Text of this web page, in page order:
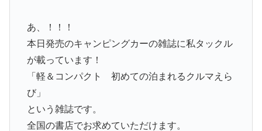
あ、！！！
本日発売のキャンピングカーの雑誌に私タックル
が載っています！
「軽＆コンパクト 初めての泊まれるクルマえら
び」
という雑誌です。
全国の書店でお求めていただけます。